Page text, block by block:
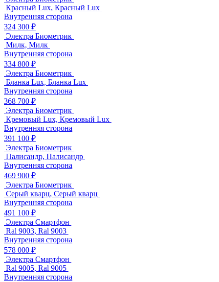
Красный Lux, Красный Lux
Внутренняя сторона
324 300 ₽
Электра Биометрик
Милк, Милк
Внутренняя сторона
334 800 ₽
Электра Биометрик
Бланка Lux, Бланка Lux
Внутренняя сторона
368 700 ₽
Электра Биометрик
Кремовый Lux, Кремовый Lux
Внутренняя сторона
391 100 ₽
Электра Биометрик
Палисандр, Палисандр
Внутренняя сторона
469 900 ₽
Электра Биометрик
Серый кварц, Серый кварц
Внутренняя сторона
491 100 ₽
Электра Смартфон
Ral 9003, Ral 9003
Внутренняя сторона
578 000 ₽
Электра Смартфон
Ral 9005, Ral 9005
Внутренняя сторона